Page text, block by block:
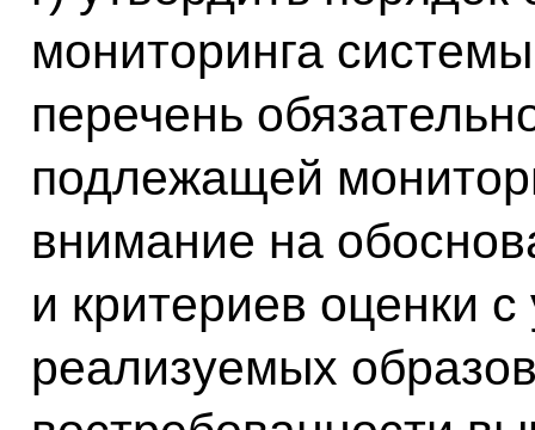
мониторинга
перечень
подлежащей
внимание на
и критериев оценки
реализуемых